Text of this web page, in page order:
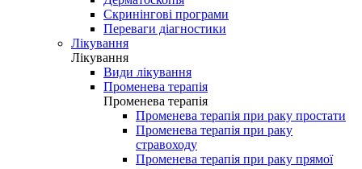
Скринінгові програми
Переваги діагностики
Лікування
Лікування
Види лікування
Променева терапія
Променева терапія
Променева терапія при раку простати
Променева терапія при раку
стравоходу
Променева терапія при раку прямої